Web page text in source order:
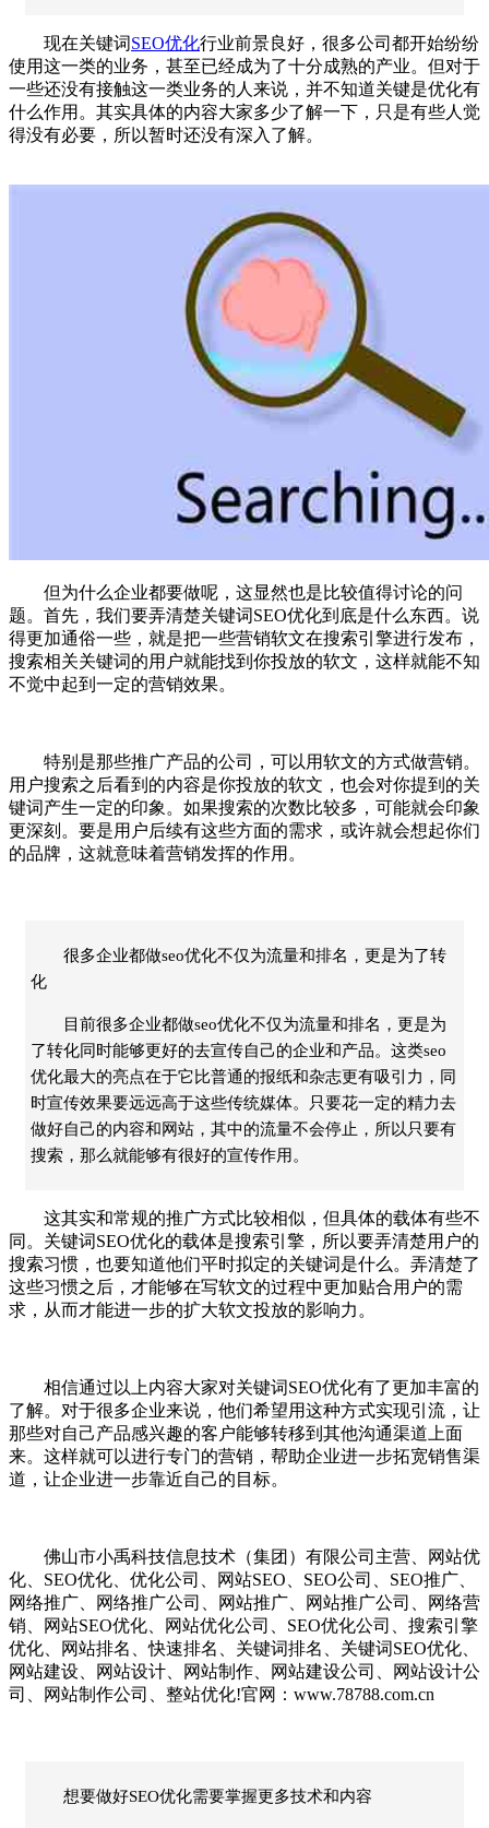
现在关键词SEO优化行业前景良好，很多公司都开始纷纷
使用这一类的业务，甚至已经成为了十分成熟的产业。但对于
一些还没有接触这一类业务的人来说，并不知道关键是优化有
什么作用。其实具体的内容大家多少了解一下，只是有些人觉
得没有必要，所以暂时还没有深入了解。
但为什么企业都要做呢，这显然也是比较值得讨论的问
题。首先，我们要弄清楚关键词SEO优化到底是什么东西。说
得更加通俗一些，就是把一些营销软文在搜索引擎进行发布，
搜索相关关键词的用户就能找到你投放的软文，这样就能不知
不觉中起到一定的营销效果。
特别是那些推广产品的公司，可以用软文的方式做营销。
用户搜索之后看到的内容是你投放的软文，也会对你提到的关
键词产生一定的印象。如果搜索的次数比较多，可能就会印象
更深刻。要是用户后续有这些方面的需求，或许就会想起你们
的品牌，这就意味着营销发挥的作用。
很多企业都做seo优化不仅为流量和排名，更是为了转
化
目前很多企业都做seo优化不仅为流量和排名，更是为
了转化同时能够更好的去宣传自己的企业和产品。这类seo
优化最大的亮点在于它比普通的报纸和杂志更有吸引力，同
时宣传效果要远远高于这些传统媒体。只要花一定的精力去
做好自己的内容和网站，其中的流量不会停止，所以只要有
搜索，那么就能够有很好的宣传作用。
这其实和常规的推广方式比较相似，但具体的载体有些不
同。关键词SEO优化的载体是搜索引擎，所以要弄清楚用户的
搜索习惯，也要知道他们平时拟定的关键词是什么。弄清楚了
这些习惯之后，才能够在写软文的过程中更加贴合用户的需
求，从而才能进一步的扩大软文投放的影响力。
相信通过以上内容大家对关键词SEO优化有了更加丰富的
了解。对于很多企业来说，他们希望用这种方式实现引流，让
那些对自己产品感兴趣的客户能够转移到其他沟通渠道上面
来。这样就可以进行专门的营销，帮助企业进一步拓宽销售渠
道，让企业进一步靠近自己的目标。
佛山市小禹科技信息技术（集团）有限公司主营、网站优
化、SEO优化、优化公司、网站SEO、SEO公司、SEO推广、
网络推广、网络推广公司、网站推广、网站推广公司、网络营
销、网站SEO优化、网站优化公司、SEO优化公司、搜索引擎
优化、网站排名、快速排名、关键词排名、关键词SEO优化、
网站建设、网站设计、网站制作、网站建设公司、网站设计公
司、网站制作公司、整站优化!官网：www.78788.com.cn
想要做好SEO优化需要掌握更多技术和内容